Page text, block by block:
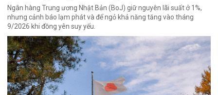
Ngân hàng Trung ương Nhật Bản (BoJ) giữ nguyên lãi suất ở 1%,
nhưng cảnh báo lạm phát và để ngỏ khả năng tăng vào tháng
9/2026 khi đồng yên suy yếu.